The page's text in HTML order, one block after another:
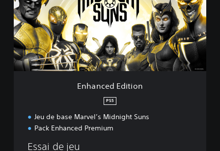
n
c
e
d
E
d
i
t
Enhanced Edition
PS5
Jeu de base Marvel’s Midnight Suns
Pack Enhanced Premium
Essai de jeu